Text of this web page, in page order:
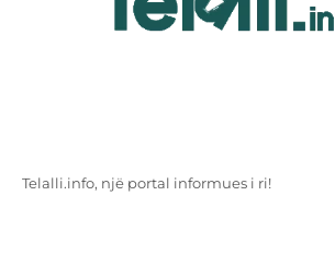
Telalli.info, një portal informues i ri!